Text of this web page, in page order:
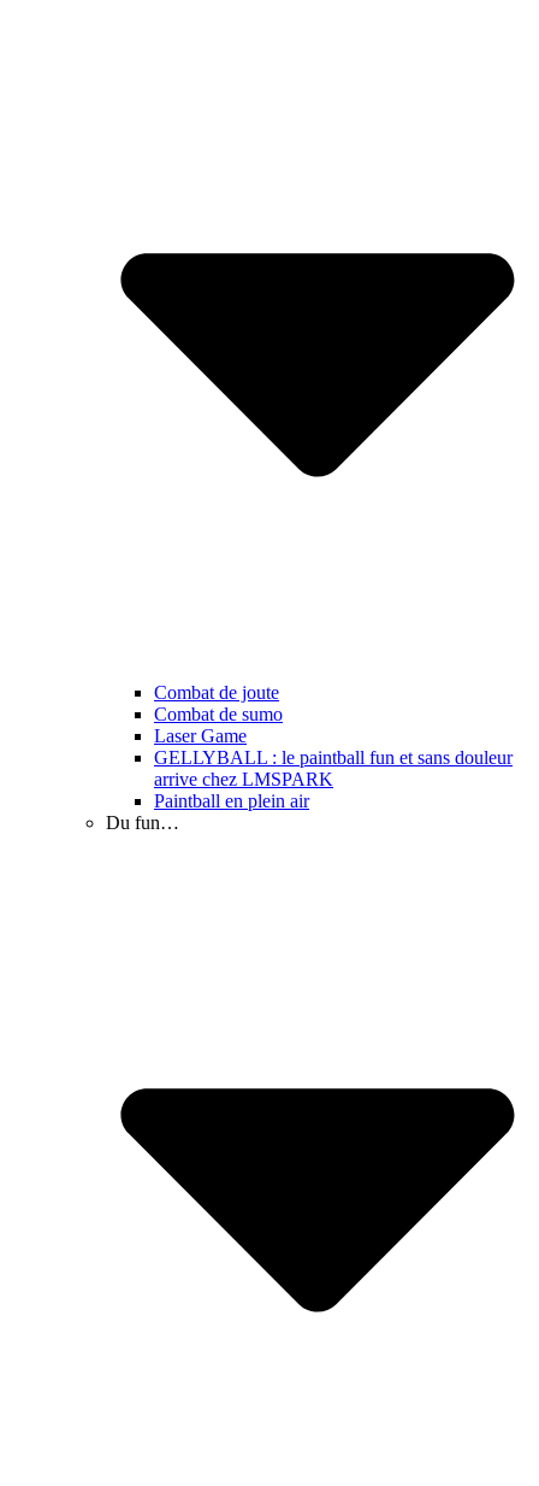
Combat de joute
Combat de sumo
Laser Game
GELLYBALL : le paintball fun et sans douleur
arrive chez LMSPARK
Paintball en plein air
Du fun…